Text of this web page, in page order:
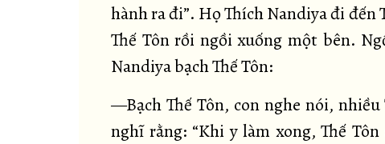
hành ra đi”. Họ Thích Nandiya đi đến
Thế Tôn rồi ngồi xuống một bên.
Nandiya bạch Thế Tôn:
—Bạch Thế Tôn, con nghe nói,
nghĩ rằng: “Khi y làm xong, Thế